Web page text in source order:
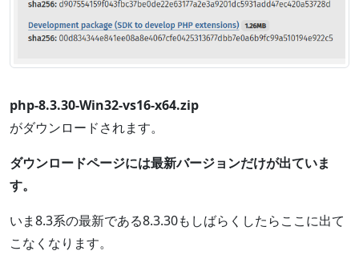
php-8.3.30-Win32-vs16-x64.zip
がダウンロードされます。
ダウンロードページには最新バージョンだけが出ていま
す。
いま8.3系の最新である8.3.30もしばらくしたらここに出て
こなくなります。